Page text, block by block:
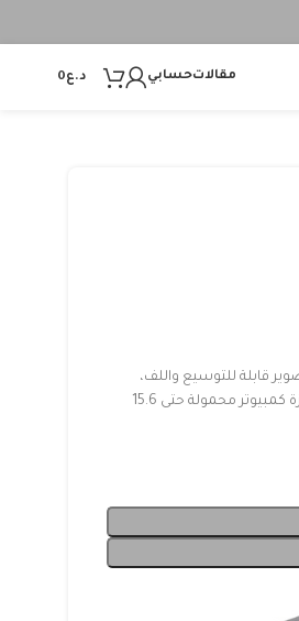
مقالاتحسابي د.ع0
قابلة للتوسيع واللف،
مناسبة لكاميرات DSLR وSLR والكاميرات بدون مرآة، تتسع لأجهزة كمبيوتر محمولة حتى 15.6